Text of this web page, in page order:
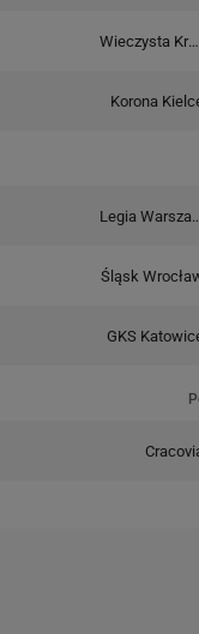
Wieczysta Kraków
Korona
Legia Warszawa
Śląsk
GKS